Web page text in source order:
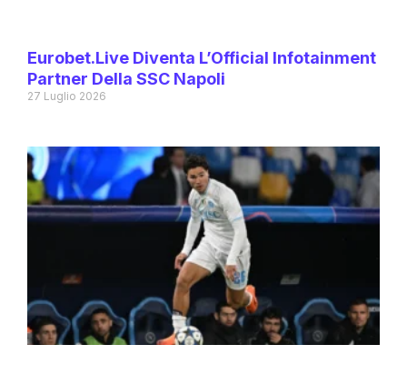
Eurobet.live Diventa L’Official Infotainment
Partner Della SSC Napoli
27 Luglio 2026